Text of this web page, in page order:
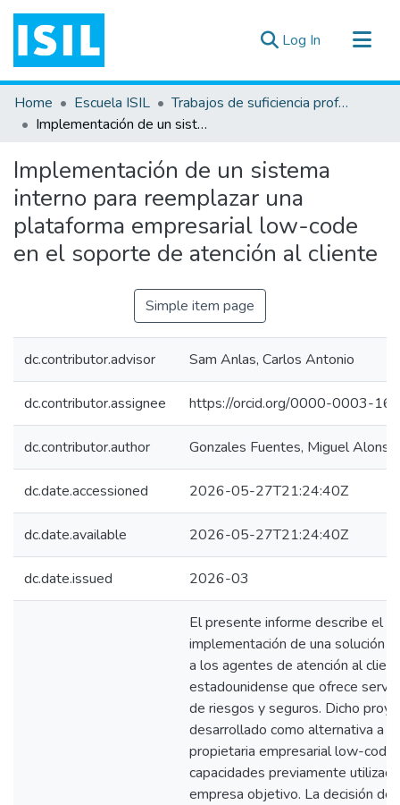
Log In (current)
All of DSpace
Statistics
Documentos ▾
Home Escuela ISIL
Trabajos de suficiencia profesional
Implementación de un sistema interno para reemplazar una plataforma empresarial low-code en el soporte de atención al cliente
Implementación de un sistema
interno para reemplazar una
plataforma empresarial low-code
en el soporte de atención al cliente
Simple item page
dc.contributor.advisor Sam Anlas, Carlos Antonio
dc.contributor.assignee https://orcid.org/0000-0003-
dc.contributor.author Gonzales Fuentes, Miguel Alonso
dc.date.accessioned 2026-05-27T21:24:40Z
dc.date.available 2026-05-27T21:24:40Z
dc.date.issued 2026-03
El presente informe describe el
implementación de una solución
a los agentes de atención al
estadounidense que ofrece
de riesgos y seguros. Dicho
desarrollado como alternativa a
propietaria empresarial low-code
capacidades previamente
empresa objetivo. La decisión de